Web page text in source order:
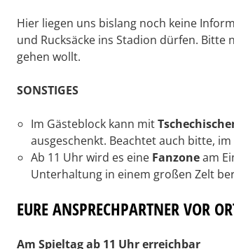
Hier liegen uns bislang noch keine
und Rucksäcke ins Stadion dürfen.
gehen wollt.
SONSTIGES
Im Gästeblock kann mit
ausgeschenkt. Beachtet auch bitte,
Ab 11 Uhr wird es eine Fanzoneam
Unterhaltung in einem großen Zelt
EURE ANSPRECHPARTNER VOR
Am Spieltag ab 11 Uhr erreichbar